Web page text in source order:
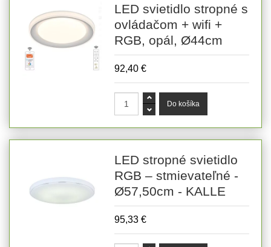
LED svietidlo stropné s
ovládačom + wifi +
RGB, opál, Ø44cm
92,40 €
LED stropné svietidlo
RGB – stmievateľné -
Ø57,50cm - KALLE
95,33 €